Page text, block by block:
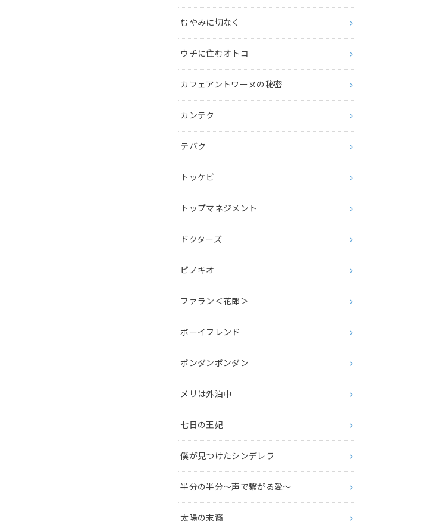
むやみに切なく
ウチに住むオトコ
カフェアントワーヌの秘密
カンテク
テバク
トッケビ
トップマネジメント
ドクターズ
ピノキオ
ファラン＜花郎＞
ボーイフレンド
ポンダンポンダン
メリは外泊中
七日の王妃
僕が見つけたシンデレラ
半分の半分～声で繋がる愛～
太陽の末裔